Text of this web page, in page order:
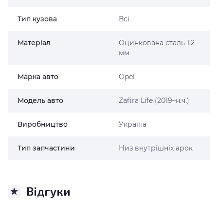
Тип кузова Всі
Матеріал
Оцинкована сталь 1,2
мм
Марка авто Opel
Модель авто Zafira Life (2019–н.ч.)
Виробництво Україна
Тип запчастини Низ внутрішніх арок
Відгуки